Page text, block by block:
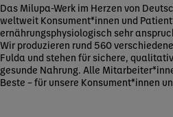
Das Milupa-Werk im Herzen von
weltweit Konsument*innen und
ernährungsphysiologisch sehr
Wir produzieren rund 560
Fulda und stehen für sichere,
gesunde Nahrung. Alle
Beste – für unsere Konsument*innen